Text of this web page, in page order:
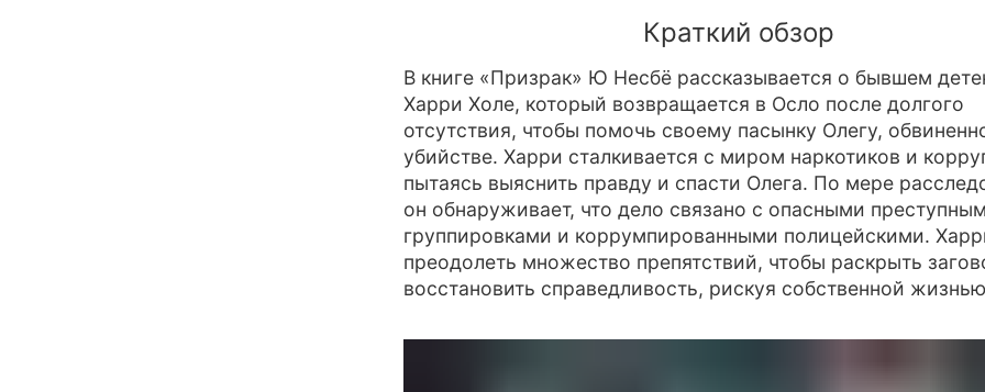
Краткий обзор
В книге «Призрак» Ю Несбё рассказывается о бывшем
Харри Холе, который возвращается в Осло после долгого
отсутствия, чтобы помочь своему пасынку Олегу,
убийстве. Харри сталкивается с миром наркотиков и
пытаясь выяснить правду и спасти Олега. По мере
он обнаруживает, что дело связано с опасными
группировками и коррумпированными полицейскими.
преодолеть множество препятствий, чтобы раскрыть
восстановить справедливость, рискуя собственной